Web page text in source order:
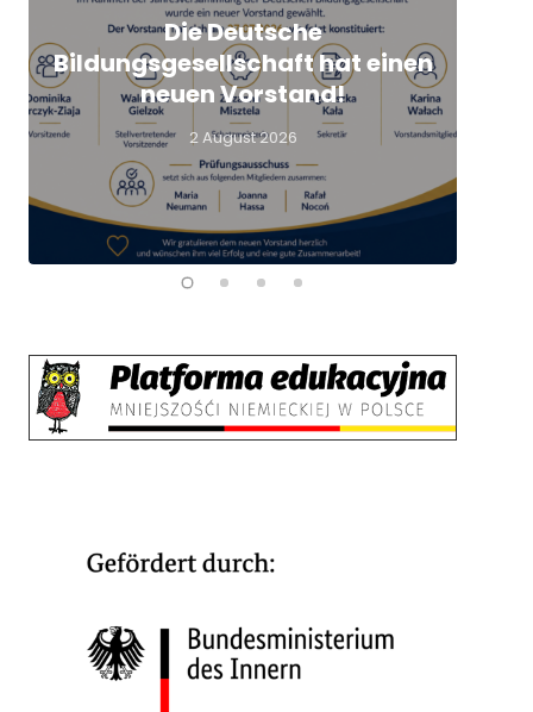
Die Deutsche
Bildungsgesellschaft hat einen
neuen Vorstand!
2 August 2026